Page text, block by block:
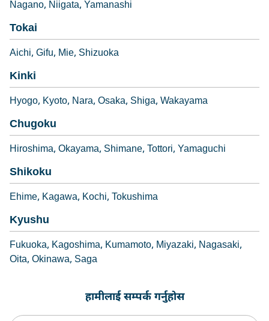
Nagano Niigata Yamanashi
Tokai
Aichi Gifu Mie Shizuoka
Kinki
Hyogo Kyoto Nara Osaka Shiga Wakayama
Chugoku
Hiroshima Okayama Shimane Tottori Yamaguchi
Shikoku
Ehime Kagawa Kochi Tokushima
Kyushu
Fukuoka Kagoshima Kumamoto Miyazaki Nagasaki
Oita Okinawa Saga
हामीलाई सम्पर्क गर्नुहोस